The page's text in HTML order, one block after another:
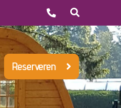
Reserveren